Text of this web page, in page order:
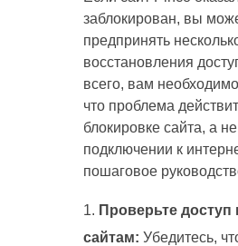
заблокирован, вы
предпринять
восстановления
всего, вам
что проблема
блокировке сайта, а
подключении к
пошаговое
Проверьте доступ
сайтам: Убедитесь,